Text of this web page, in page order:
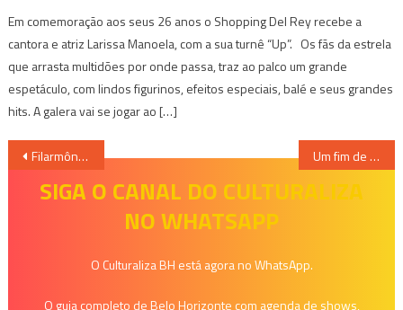
Em comemoração aos seus 26 anos o Shopping Del Rey recebe a
cantora e atriz Larissa Manoela, com a sua turnê “Up”. Os fãs da estrela
que arrasta multidões por onde passa, traz ao palco um grande
espetáculo, com lindos figurinos, efeitos especiais, balé e seus grandes
hits. A galera vai se jogar ao […]
Navegação
Filarmônica de Minas Gerais homenageia Debussy e recebe leitura do violinista Robert Lakatos Um fim de semana muito cervejeiro com a volta Beer Horizonte à Sabará
SIGA O CANAL DO CULTURALIZA
NO WHATSAPP
O Culturaliza BH está agora no WhatsApp.
O guia completo de Belo Horizonte com agenda de shows,